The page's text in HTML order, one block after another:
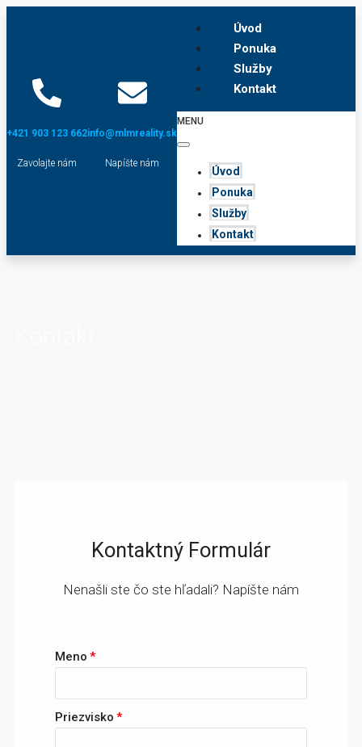
+421 903 123 662
Zavolajte nám
info@mlmreality.sk
Napíšte nám
Úvod
Ponuka
Služby
Kontakt
MENU
Úvod
Ponuka
Služby
Kontakt
Kontaktný Formulár
Nenašli ste čo ste hľadali? Napíšte nám
Meno
Priezvisko